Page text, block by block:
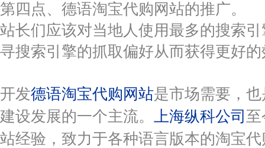
第四点、德语淘宝代购网站的推广。
站长们应该对当地人使用最多的搜索
寻搜索引擎的抓取偏好从而获得更好
开发德语淘宝代购网站是市场需要，
建设发展的一个主流。 上海纵科公司 至
站经验，致力于各种语言版本的淘宝